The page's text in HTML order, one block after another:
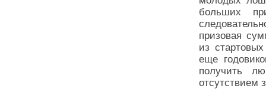
больших
призовая
из
еще
получить
отсутствием